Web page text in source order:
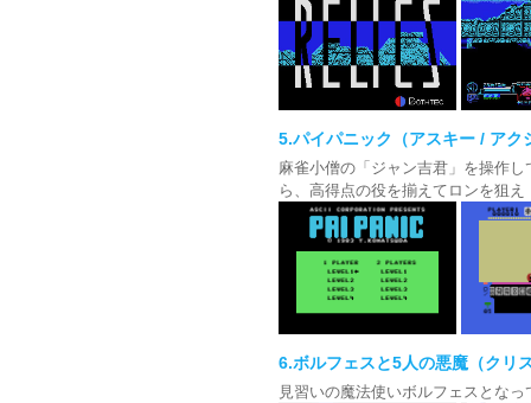
5.パイパニック（アスキー / アク
麻雀小僧の「ジャン吉君」を操作
ら、高得点の役を揃えてロンを狙え
6.ボルフェスと5人の悪魔（クリ
見習いの魔法使いボルフェスとな